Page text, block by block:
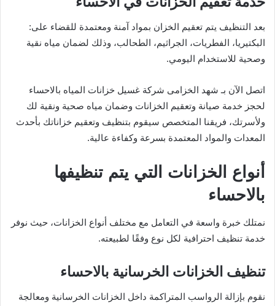
بعد التنظيف يتم تعقيم الخزان بمواد آمنة ومعتمدة للقضاء على:
البكتيريا، الفطريات، الجراثيم، الطحالب، وذلك لضمان مياه نقية
وصحية للاستخدام اليومي.
اتصل الآن بـ شهد الخزامى شركة غسيل خزانات المياه بالاحساء
لحجز خدمة صيانة وتعقيم الخزانات وضمان مياه صحية ونقية لك
ولأسرتك، فريقنا المتخصص سيقوم بتنظيف وتعقيم خزاناتك بأحدث
المعدات والمواد المعتمدة بسرعة وكفاءة عالية.
أنواع الخزانات التي يتم تنظيفها
بالاحساء
نمتلك خبرة واسعة في التعامل مع مختلف أنواع الخزانات، حيث نوفر
خدمة تنظيف احترافية لكل نوع وفقًا لطبيعته.
تنظيف الخزانات الخرسانية بالاحساء
نقوم بإزالة الرواسب المتراكمة داخل الخزانات الخرسانية ومعالجة